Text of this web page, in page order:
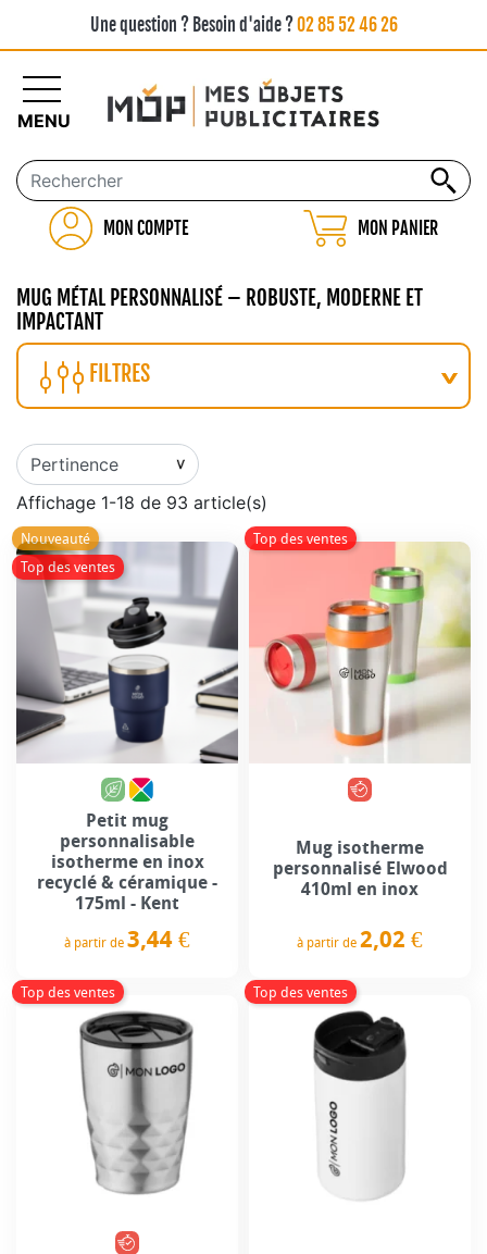
Une question ? Besoin d'aide ?02 85 52 46 26
MON COMPTE MON PANIER
MENU
MUG MÉTAL PERSONNALISÉ – ROBUSTE, MODERNE ET
IMPACTANT
FILTRES
Affichage 1-18 de 93 article(s)
Nouveauté
Top des ventes
Petit mug
personnalisable
isotherme en inox
recyclé & céramique -
175ml - Kent
à partir de 3,44 €
Top des ventes
Mug isotherme
personnalisé Elwood
410ml en inox
à partir de 2,02 €
Top des ventes Top des ventes